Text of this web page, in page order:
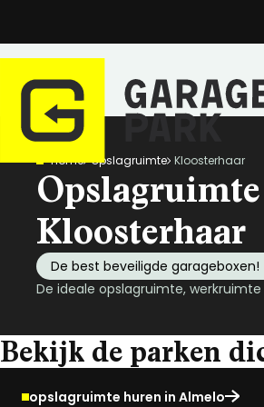
Bekijk alle locaties
Park
Top locaties
Drenthe
Flevoland
Gelderland
Huren
Opslagruimte
Veilig opgeslagen en 24/7 toegankelijk.
Wij zijn GaragePark
Meer dan 57 locaties in Nederland.
Home Opslagruimte Kloosterhaar
Kloosterhaar
De best beveiligde garageboxen!
De ideale opslagruimte,
Bekijk de parken
opslagruimte huren in Almelo